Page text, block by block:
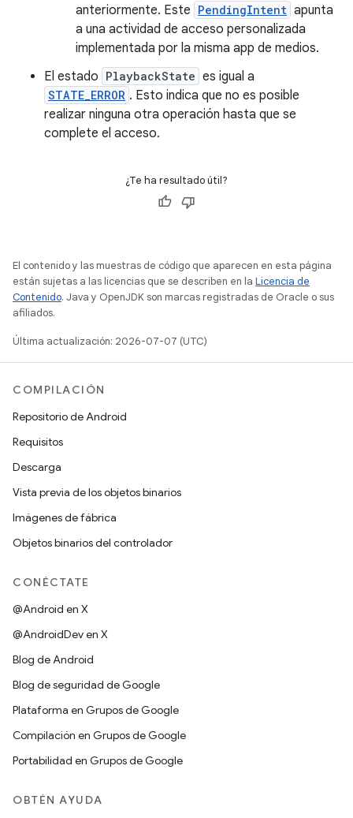
anteriormente. Este PendingIntent apunta
a una actividad de acceso personalizada
implementada por la misma app de medios.
El estado PlaybackState es igual a
STATE_ERROR . Esto indica que no es posible
realizar ninguna otra operación hasta que se
complete el acceso.
¿Te ha resultado útil?
El contenido y las muestras de código que aparecen en esta página
están sujetas a las licencias que se describen en la Licencia de
Contenido. Java y OpenJDK son marcas registradas de Oracle o sus
afiliados.
Última actualización: 2026-07-07 (UTC)
COMPILACIÓN
Repositorio de Android
Requisitos
Descarga
Vista previa de los objetos binarios
Imágenes de fábrica
Objetos binarios del controlador
CONÉCTATE
@Android en X
@AndroidDev en X
Blog de Android
Blog de seguridad de Google
Plataforma en Grupos de Google
Compilación en Grupos de Google
Portabilidad en Grupos de Google
OBTÉN AYUDA